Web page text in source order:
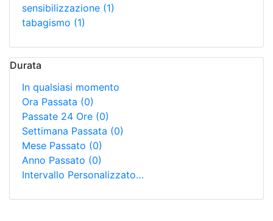
sensibilizzazione (1)
tabagismo (1)
Durata
In qualsiasi momento
Ora Passata (0)
Passate 24 Ore (0)
Settimana Passata (0)
Mese Passato (0)
Anno Passato (0)
Intervallo Personalizzato…